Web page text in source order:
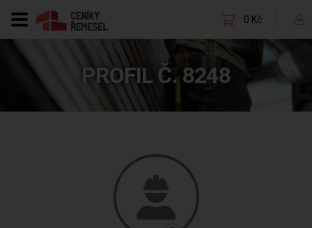
0 Kč
PROFIL Č. 8248